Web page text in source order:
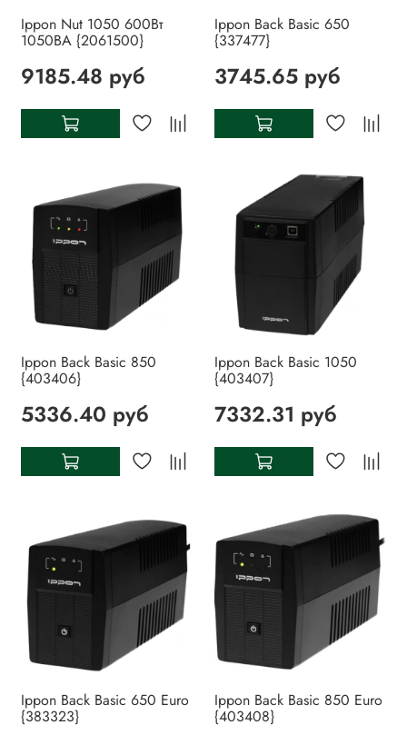
Ippon Nut 1050 600Вт
1050ВА {2061500}
9185.48 руб
Ippon Back Basic 650
{337477}
3745.65 руб
Ippon Back Basic 850
{403406}
5336.40 руб
Ippon Back Basic 1050
{403407}
7332.31 руб
Ippon Back Basic 650 Euro
{383323}
Ippon Back Basic 850 Euro
{403408}